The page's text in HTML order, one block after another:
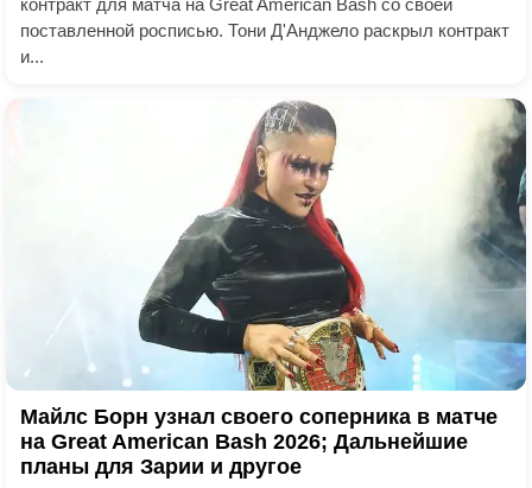
поставленной росписью. Тони Д'Анджело раскрыл контракт
и...
Майлс Борн узнал своего соперника в матче
на Great American Bash 2026; Дальнейшие
планы для Зарии и другое